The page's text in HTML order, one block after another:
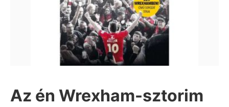
Az én Wrexham-sztorim